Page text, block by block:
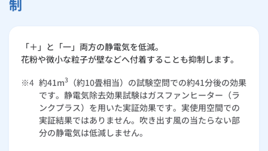
制
「＋」と「一」両方の静電気を低減。
花粉や微小な粒子が壁などへ付着することも抑制します。
※4 約41m3 （約10畳相当）の試験空問での約41分後の効果
です。静電気除去効果試験はガスファンヒーター（ラ
ンクプラス）を用いた実証効果です。実使用空間での
実証結果ではありません。吹き出す風の当たらない部
分の静電気は低減しません。